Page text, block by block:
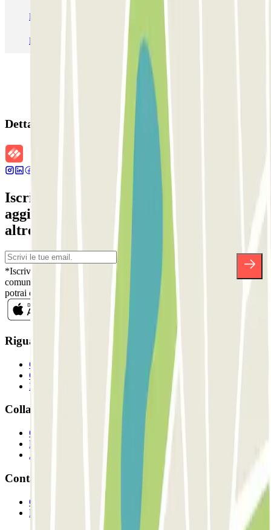
Parcheggio Roma Parcheggio Milano
Parcheggio Malpensa Terminal 1 Parcheggio Malpensa
Dettagli della prenotazione
Iscriviti alla nostra Newsletter e rimani
aggiornato su sconti, concorsi e tante
altre sorprese.
*Iscrivendoti, accetti la nostra Informativa sulla Privacy per ricevere
comunicazioni commerciali da Parclick. Senza alcun impegno,
potrai disiscriverti quando vuoi direttamente dalla stessa newsletter.
Riguardo a Parclcik
Chi siamo
Come funziona?
I Nostri Parcheggi
Collaboriamo?
Collaboratori
Proprietari di parcheggio
Affiliati
Contatto
Contattaci
FAQ